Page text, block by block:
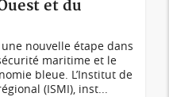
et du
nouvelle étape dans
maritime et le
bleue. L’Institut de
(ISMI), inst...